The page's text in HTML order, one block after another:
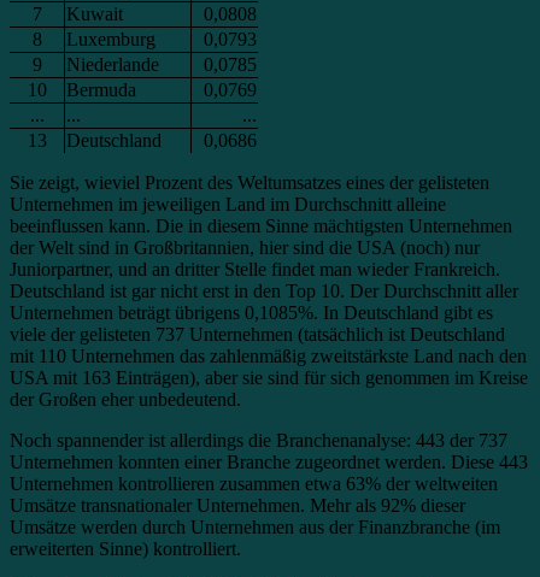
7
Kuwait
0,0808
8
Luxemburg
0,0793
9
Niederlande
0,0785
10
Bermuda
0,0769
...
...
...
13
Deutschland 0,0686
Sie zeigt, wieviel Prozent des Weltumsatzes eines der gelisteten
Unternehmen im jeweiligen Land im Durchschnitt alleine
beeinflussen kann. Die in diesem Sinne mächtigsten Unternehmen
der Welt sind in Großbritannien, hier sind die USA (noch) nur
Juniorpartner, und an dritter Stelle findet man wieder Frankreich.
Deutschland ist gar nicht erst in den Top 10. Der Durchschnitt aller
Unternehmen beträgt übrigens 0,1085%. In Deutschland gibt es
viele der gelisteten 737 Unternehmen (tatsächlich ist Deutschland
mit 110 Unternehmen das zahlenmäßig zweitstärkste Land nach den
USA mit 163 Einträgen), aber sie sind für sich genommen im Kreise
der Großen eher unbedeutend.
Noch spannender ist allerdings die Branchenanalyse: 443 der 737
Unternehmen konnten einer Branche zugeordnet werden. Diese 443
Unternehmen kontrollieren zusammen etwa 63% der weltweiten
Umsätze transnationaler Unternehmen. Mehr als 92% dieser
Umsätze werden durch Unternehmen aus der Finanzbranche (im
erweiterten Sinne) kontrolliert.